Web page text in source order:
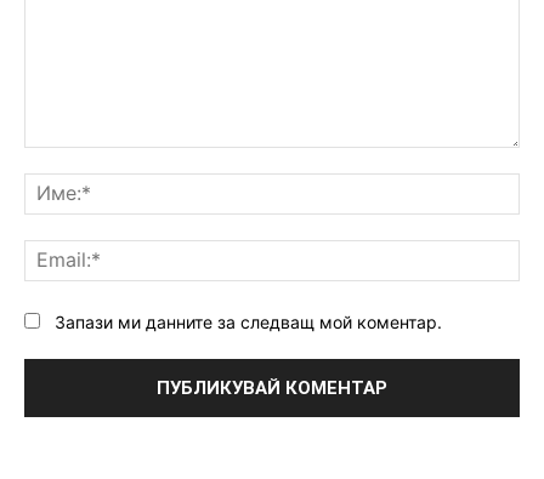
Запази ми данните за следващ мой коментар.